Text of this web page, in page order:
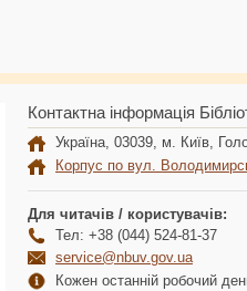
Контактна інформація
Україна, 03039, м. Київ,
Корпус по вул.
Для читачів / користувачів:
Тел: +38 (044) 524-81-37
service@nbuv.gov.ua
Кожен останній робочий